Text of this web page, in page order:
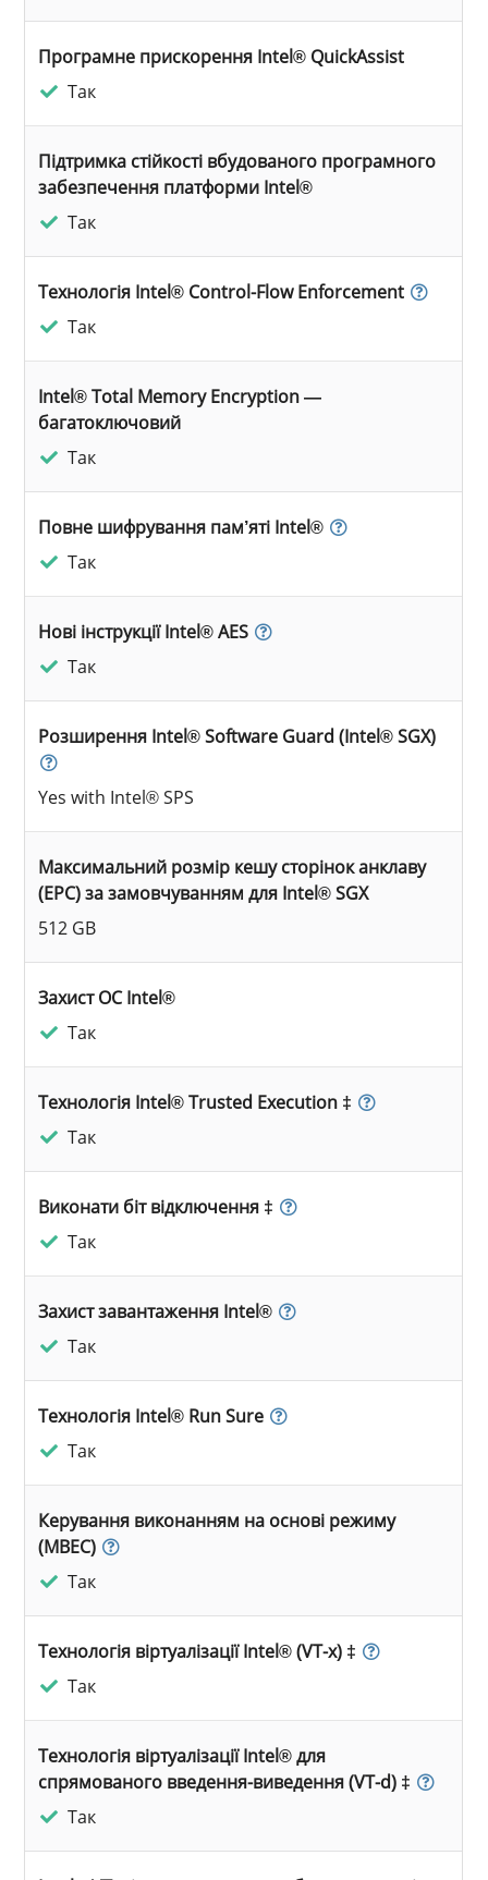
Програмне прискорення Intel® QuickAssist
Так
Підтримка стійкості вбудованого програмного
забезпечення платформи Intel®
Так
Технологія Intel® Control-Flow Enforcement
Так
Intel® Total Memory Encryption —
багатоключовий
Так
Повне шифрування пам’яті Intel®
Так
Нові інструкції Intel® AES
Так
Розширення Intel® Software Guard (Intel® SGX)
Yes with Intel® SPS
Максимальний розмір кешу сторінок анклаву
(EPC) за замовчуванням для Intel® SGX
512 GB
Захист ОС Intel®
Так
Технологія Intel® Trusted Execution ‡
Так
Виконати біт відключення ‡
Так
Захист завантаження Intel®
Так
Технологія Intel® Run Sure
Так
Керування виконанням на основі режиму
(MBEC)
Так
Технологія віртуалізації Intel® (VT-x) ‡
Так
Технологія віртуалізації Intel® для
спрямованого введення-виведення (VT-d) ‡
Так